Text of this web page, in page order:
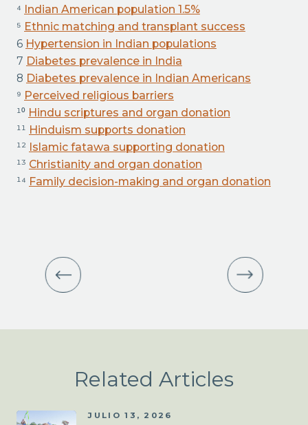
⁴ Indian American population 1.5%
⁵ Ethnic matching and transplant success
6 Hypertension in Indian populations
7 Diabetes prevalence in India
8 Diabetes prevalence in Indian Americans
⁹ Perceived religious barriers
¹⁰ Hindu scriptures and organ donation
¹¹ Hinduism supports donation
¹² Islamic fatawa supporting donation
¹³ Christianity and organ donation
¹⁴ Family decision-making and organ donation
Related Articles
JULIO 13, 2026